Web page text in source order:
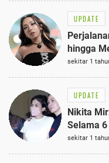
UPDATE
hingga
sekitar 1
UPDATE
Nikita
Selama
sekitar 1